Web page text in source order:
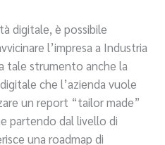
digitale, è possibile
l’impresa a Industria
tale strumento anche la
che l’azienda vuole
un report “tailor made”
partendo dal livello di
una roadmap di